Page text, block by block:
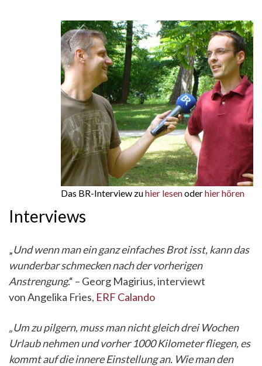
Das BR-Interview zuhier lesenoderhier hören
Interviews
„Und wenn man ein ganz einfaches Brot isst, kann das
wunderbar schmecken nach der vorherigen
Anstrengung.“ – Georg Magirius, interviewt
von Angelika Fries, ERF Calando
„Um zu pilgern, muss man nicht gleich drei Wochen
Urlaub nehmen und vorher 1000 Kilometer fliegen, es
kommt auf die innere Einstellung an. Wie man den